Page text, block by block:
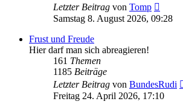
Letzter Beitrag von Tomp
Beitrag
Samstag 8. August 2026, 09:28
Frust und Freude
Hier darf man sich abreagieren!
161 Themen
1185 Beiträge
Letzter Beitrag von BundesRudi
Freitag 24. April 2026, 17:10